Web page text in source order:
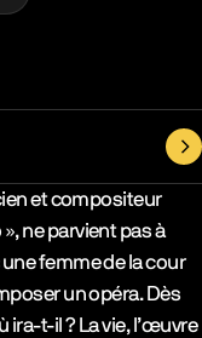
et compositeur
ne parvient pas à
femme de la cour
un opéra. Dès
ira-t-il ? La vie, l’œuvre